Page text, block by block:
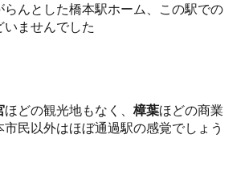
らんとした橋本駅ホーム、この駅での
ませんでした
ほどの観光地もなく、樟葉ほどの商業
民以外はほぼ通過駅の感覚でしょう